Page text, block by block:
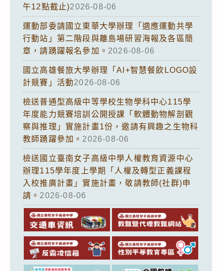
午12點截止)2026-08-06
運動部委請國立東華大學辦理「適應運動共學
行動站」第二階段與離島場研習海報及各區簡
章，請踴躍報名參加。 2026-08-06
國立高雄餐旅大學辦理「AI+智慧餐飲LOGO設
計競賽」活動2026-08-06
檢送普通型高級中等學校生物學科中心115學
年度能力競賽培訓公開授課「軟體動物解剖觀
察與推理」實施計畫1份，邀請有興趣之生物科
教師踴躍參加。 2026-08-06
檢送國立臺南女子高級中學人權教育資源中心
辦理115學年度上學期「人權及轉型正義課程
入校推廣計畫」實施計畫，敬請教師(社群)申
請。 2026-08-06